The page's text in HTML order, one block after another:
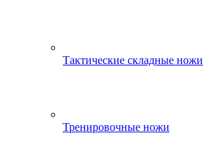
Тактические складные ножи
Тренировочные ножи